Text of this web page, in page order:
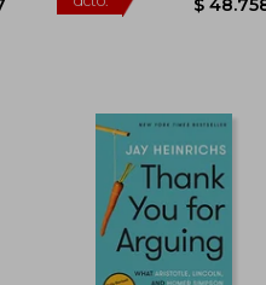
$ 101.153
$ 50.577
50%
dcto.